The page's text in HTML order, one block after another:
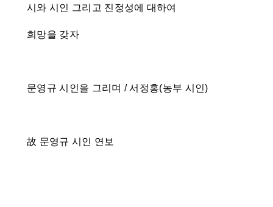
시와 시인 그리고 진정성에 대하여
희망을 갖자
문영규 시인을 그리며 / 서정홍(농부 시인)
故 문영규 시인 연보